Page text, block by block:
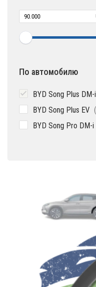
По автомобилю
BYD Song Plus DM-i
BYD Song Plus EV
BYD Song Pro DM-i